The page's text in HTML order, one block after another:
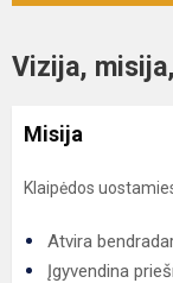
Vizija,
Misija
Klaipėdos
Atvira
Įgyvendina